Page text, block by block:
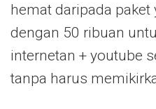
hemat daripada paket
dengan 50 ribuan
internetan + youtube
tanpa harus